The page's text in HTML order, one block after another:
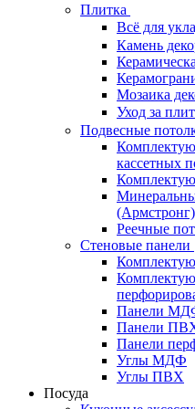
Плитка
Всё для
Камень
Мозаика
Уход за
Подвесные
кассетных
(Армстронг)
Реечные
Стеновые панели
Панели
Панели
Панели
Углы МДФ
Углы ПВХ
Посуда